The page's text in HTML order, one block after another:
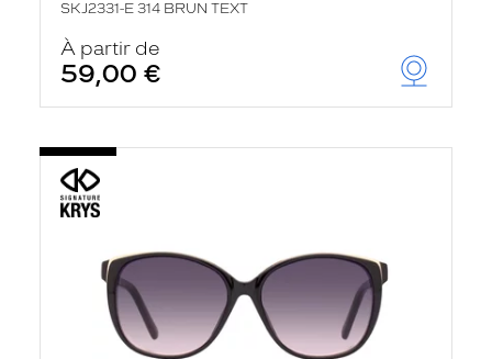
SKJ2331-E 314 BRUN TEXT
À partir de
59,00 €